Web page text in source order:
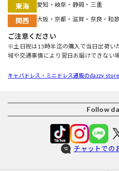
東海 愛知・岐阜・静岡・三重
関西 大阪・京都・滋賀・奈良・和
ご注意ください
※土日祝は15時半迄の購入で当日出荷い
域や交通事情により翌日お届けできない
キャバドレス・ミニドレス通販のdazzy
Follow
チャットでの